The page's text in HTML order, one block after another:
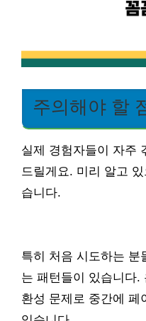
주의해야 할
실제 경험자들이 자주
드릴게요. 미리 알고
습니다.
특히 처음 시도하는 분
는 패턴들이 있습니다.
환성 문제로 중간에 페